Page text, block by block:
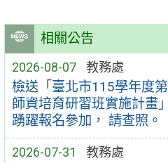
相關公告
2026-08-07 教務處
檢送「臺北市115學年度
師資培育研習班實施計畫
踴躍報名參加， 請查照。
2026-07-31 教務處